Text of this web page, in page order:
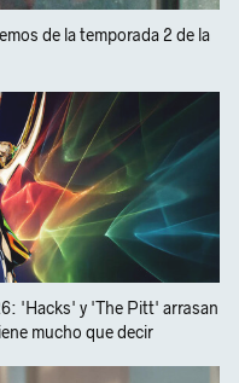
de la temporada 2 de la
'Hacks' y 'The Pitt' arrasan
mucho que decir